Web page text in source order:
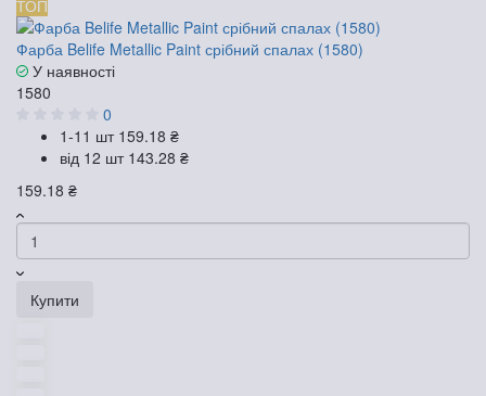
ТОП
Фарба Belife Metallic Paint срібний спалах (1580)
У наявності
1580
0
1-11 шт 159.18 ₴
від 12 шт 143.28 ₴
159.18 ₴
Купити